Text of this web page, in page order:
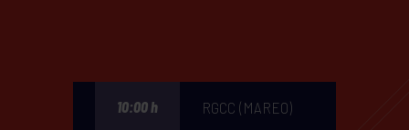
10:00 h RGCC (MAREO)